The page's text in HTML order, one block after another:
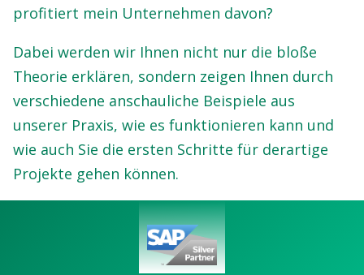
profitiert mein Unternehmen davon?
Dabei werden wir Ihnen nicht nur die bloße
Theorie erklären, sondern zeigen Ihnen durch
verschiedene anschauliche Beispiele aus
unserer Praxis, wie es funktionieren kann und
wie auch Sie die ersten Schritte für derartige
Projekte gehen können.